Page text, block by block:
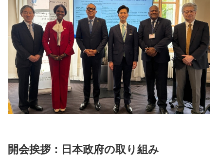
開会挨拶：日本政府の取り組み